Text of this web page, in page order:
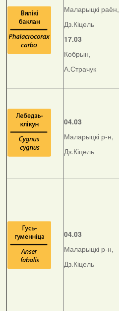
Маларыцкі раён,
Дз.Кіцель
17.03
Кобрын,
А.Страчук
04.03
Маларыцкі р-н,
Дз.Кіцель
04.03
Маларыцкі р-н,
Дз.Кіцель